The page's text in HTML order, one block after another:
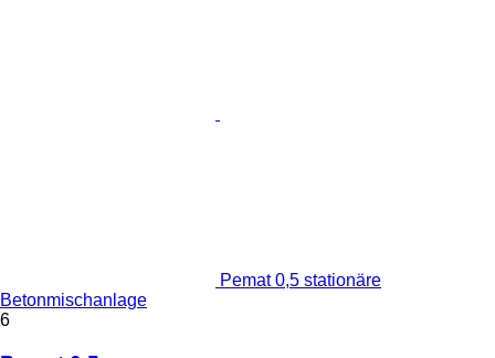
Pemat 0,5 stationäre
Betonmischanlage
6